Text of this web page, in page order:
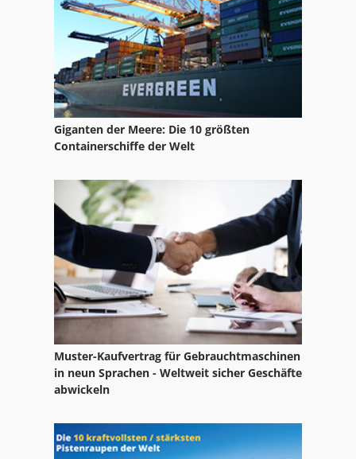
Kgs 1670
Giganten der Meere: Die 10 größten
Containerschiffe der Welt
Muster-Kaufvertrag für Gebrauchtmaschinen
in neun Sprachen - Weltweit sicher Geschäfte
abwickeln